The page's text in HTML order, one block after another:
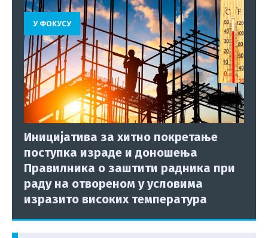
У ФОКУСУ
Иницијатива за хитно покретање
поступка израде и доношења
Правилника о заштити радника при
раду на отвореном у условима
изразито високих температура